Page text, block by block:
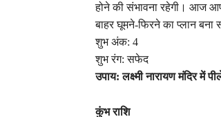
होने की संभावना रहेगी। आज
बाहर घूमने-फिरने का प्लान
शुभ अंक: 4
शुभ रंग: सफेद
उपाय: लक्ष्मी नारायण मंदिर में
कुंभ राशि